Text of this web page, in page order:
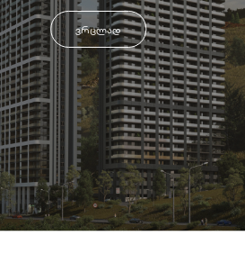
ვრცლად